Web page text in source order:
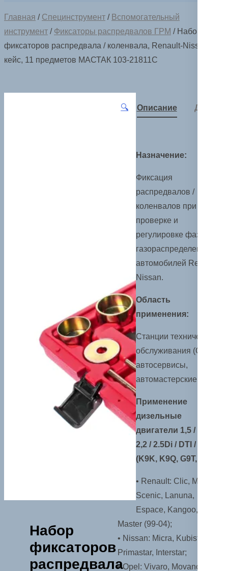
Главная / Специнструмент / Вспомогательный
инструмент / Фиксаторы распредвалов ГРМ / Набор
фиксаторов распредвала / коленвала, Renault-Nissan,
кейс, 11 предметов МАСТАК 103-21811C
🔍
Набор
фиксаторов
распредвала
Описание Детали
Назначение:
Фиксация
распредвалов /
коленвалов при
проверке и
регулировке фаз
газораспределения
автомобилей Renault,
Nissan.
Область
применения:
Станции технического
обслуживания (СТО),
автосервисы,
автомастерские.
Применение
дизельные
двигатели 1,5 / 1,9 /
2,2 / 2.5Di / DTI / CDTi
(K9K, K9Q, G9T, G9U):
• Renault: Clic, Megane,
Scenic, Lanuna,
Espace, Kangoo, Trafic,
Master (99-04);
• Nissan: Micra, Kubistar,
Primastar, Interstar;
• Opel: Vivaro, Movano.